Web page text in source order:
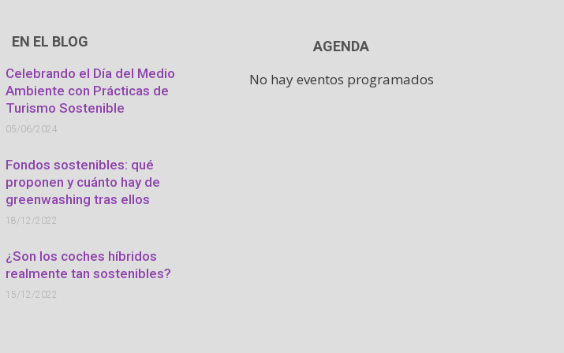
EN EL BLOG
Celebrando el Día del Medio
Ambiente con Prácticas de
Turismo Sostenible
05/06/2024
Fondos sostenibles: qué
proponen y cuánto hay de
greenwashing tras ellos
18/12/2022
¿Son los coches híbridos
realmente tan sostenibles?
15/12/2022
AGENDA
No hay eventos programados